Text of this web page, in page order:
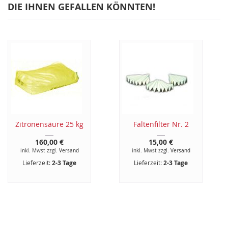
DIE IHNEN GEFALLEN KÖNNTEN!
Zitronensäure 25 kg
160,00 €
inkl. Mwst zzgl. Versand
Lieferzeit:2-3 Tage
Faltenfilter Nr. 2
15,00 €
inkl. Mwst zzgl. Versand
Lieferzeit:2-3 Tage